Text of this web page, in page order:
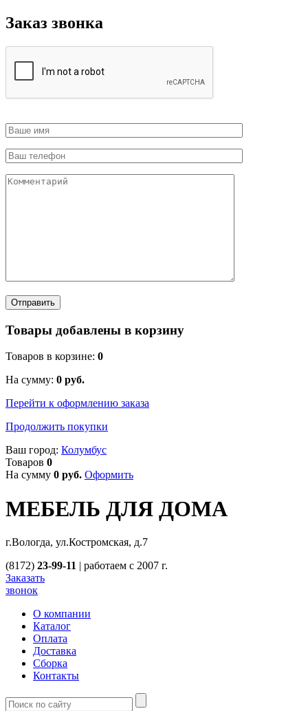
Заказ звонка
Товары добавлены в корзину
Товаров в корзине: 0
На сумму: 0 руб.
Перейти к оформлению заказа
Продолжить покупки
Ваш город: Колумбус
Товаров 0
На сумму 0 руб. Оформить
МЕБЕЛЬ ДЛЯ ДОМА
г.Вологда, ул.Костромская, д.7
(8172) 23-99-11 | работаем с 2007 г.
Заказать
звонок
О компании
Каталог
Оплата
Доставка
Сборка
Контакты